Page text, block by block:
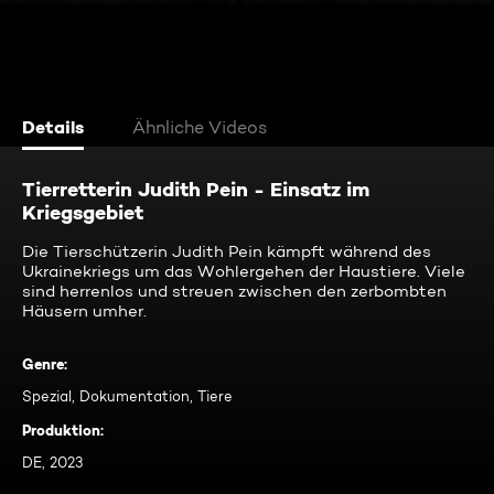
Details Ähnliche Videos
Tierretterin Judith Pein - Einsatz im
Kriegsgebiet
Die Tierschützerin Judith Pein kämpft während des
Ukrainekriegs um das Wohlergehen der Haustiere. Viele
sind herrenlos und streuen zwischen den zerbombten
Häusern umher.
Genre:
Spezial, Dokumentation, Tiere
Produktion:
DE, 2023